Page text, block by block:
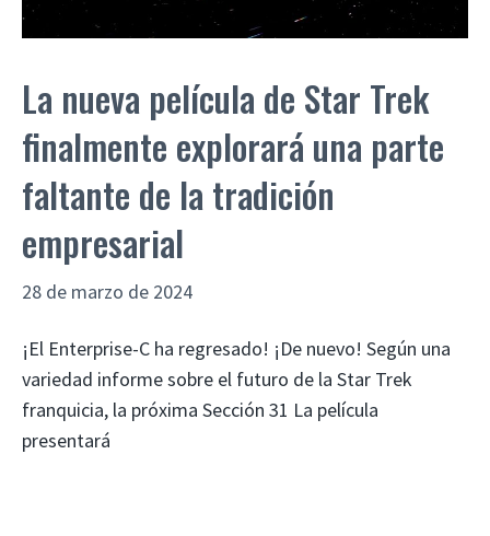
La nueva película de Star Trek
finalmente explorará una parte
faltante de la tradición
empresarial
28 de marzo de 2024
¡El Enterprise-C ha regresado! ¡De nuevo! Según una
variedad informe sobre el futuro de la Star Trek
franquicia, la próxima Sección 31 La película
presentará